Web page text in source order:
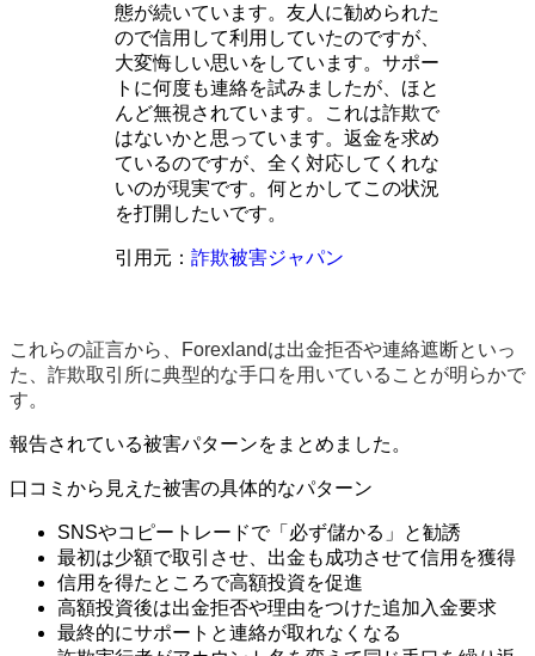
態が続いています。友人に勧められた
ので信用して利用していたのですが、
大変悔しい思いをしています。サポー
トに何度も連絡を試みましたが、ほと
んど無視されています。これは詐欺で
はないかと思っています。返金を求め
ているのですが、全く対応してくれな
いのが現実です。何とかしてこの状況
を打開したいです。
引用元： 詐欺被害ジャパン
これらの証言から、Forexlandは出金拒否や連絡遮断といっ
た、詐欺取引所に典型的な手口を用いていることが明らかで
す。
報告されている被害パターンをまとめました。
口コミから見えた被害の具体的なパターン
SNSやコピートレードで「必ず儲かる」と勧誘
最初は少額で取引させ、出金も成功させて信用を獲得
信用を得たところで高額投資を促進
高額投資後は出金拒否や理由をつけた追加入金要求
最終的にサポートと連絡が取れなくなる